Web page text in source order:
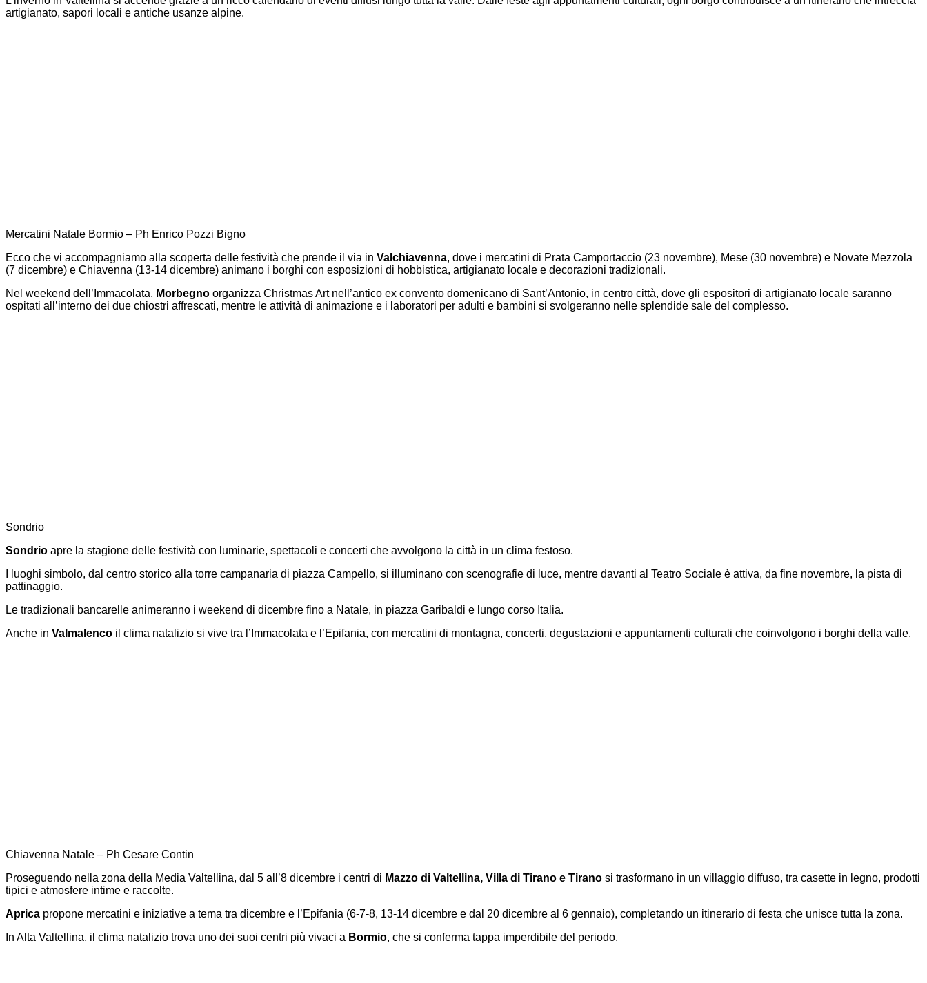
artigianato, sapori locali e antiche usanze alpine.
Mercatini Natale Bormio – Ph Enrico Pozzi Bigno
Ecco che vi accompagniamo alla scoperta delle festività che prende il via in Valchiavenna, dove i mercatini di Prata Camportaccio (23 novembre), Mese (30 novembre) e Novate Mezzola
(7 dicembre) e Chiavenna (13-14 dicembre) animano i borghi con esposizioni di hobbistica, artigianato locale e decorazioni tradizionali.
Nel weekend dell’Immacolata, Morbegno organizza Christmas Art nell’antico ex convento domenicano di Sant’Antonio, in centro città, dove gli espositori di artigianato locale saranno
ospitati all’interno dei due chiostri affrescati, mentre le attività di animazione e i laboratori per adulti e bambini si svolgeranno nelle splendide sale del complesso.
Sondrio
Sondrio apre la stagione delle festività con luminarie, spettacoli e concerti che avvolgono la città in un clima festoso.
I luoghi simbolo, dal centro storico alla torre campanaria di piazza Campello, si illuminano con scenografie di luce, mentre davanti al Teatro Sociale è attiva, da fine novembre, la pista di
pattinaggio.
Le tradizionali bancarelle animeranno i weekend di dicembre fino a Natale, in piazza Garibaldi e lungo corso Italia.
Anche in Valmalenco il clima natalizio si vive tra l’Immacolata e l’Epifania, con mercatini di montagna, concerti, degustazioni e appuntamenti culturali che coinvolgono i borghi della valle.
Chiavenna Natale – Ph Cesare Contin
Proseguendo nella zona della Media Valtellina, dal 5 all’8 dicembre i centri di Mazzo di Valtellina, Villa di Tirano e Tirano si trasformano in un villaggio diffuso, tra casette in legno, prodotti
tipici e atmosfere intime e raccolte.
Aprica propone mercatini e iniziative a tema tra dicembre e l’Epifania (6-7-8, 13-14 dicembre e dal 20 dicembre al 6 gennaio), completando un itinerario di festa che unisce tutta la zona.
In Alta Valtellina, il clima natalizio trova uno dei suoi centri più vivaci a Bormio, che si conferma tappa imperdibile del periodo.